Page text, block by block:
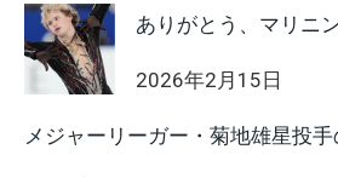
ありがとう、マリニ
2026年2月15日
メジャーリーガー・菊地雄星投